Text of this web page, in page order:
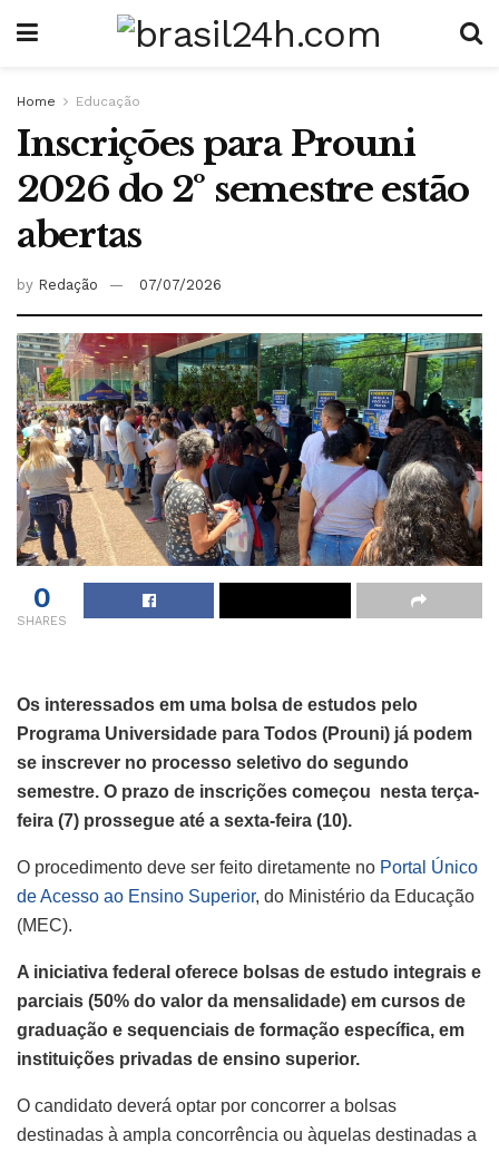
Home Educação
Inscrições para Prouni
2026 do 2º semestre estão
abertas
by Redação 07/07/2026
0
SHARES
Os interessados em uma bolsa de estudos pelo
Programa Universidade para Todos (Prouni) já podem
se inscrever no processo seletivo do segundo
semestre. O prazo de inscrições começou nesta terça-
feira (7) prossegue até a sexta-feira (10).
O procedimento deve ser feito diretamente no Portal Único
de Acesso ao Ensino Superior, do Ministério da Educação
(MEC).
A iniciativa federal oferece bolsas de estudo integrais e
parciais (50% do valor da mensalidade) em cursos de
graduação e sequenciais de formação específica, em
instituições privadas de ensino superior.
O candidato deverá optar por concorrer a bolsas
destinadas à ampla concorrência ou àquelas destinadas a